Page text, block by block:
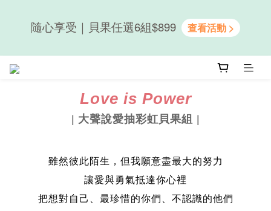
隨心享受｜貝果任選6組$899
隨心享受｜貝果任選6組$899
新會員送50元購物金｜LINE註冊再送優格吐司
Love is Power
｜ 大聲說愛抽彩虹貝果組 ｜
雖然彼此陌生，但我願意盡最大的努力
讓愛與勇氣抵達你心裡
把想對自己、最珍惜的你們、不認識的他們